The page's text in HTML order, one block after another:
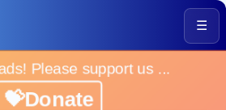
☰
Please support us ...
💝Donate